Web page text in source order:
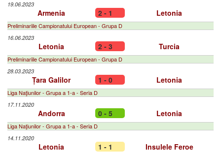
19.06.2023
Armenia 2 - 1 Letonia
Preliminariile Campionatului European - Grupa D
16.06.2023
Letonia 2 - 3 Turcia
Preliminariile Campionatului European - Grupa D
28.03.2023
Țara Galilor 1 - 0 Letonia
Liga Naţiunilor - Grupa a 1-a - Seria D
17.11.2020
Andorra 0 - 5 Letonia
Liga Naţiunilor - Grupa a 1-a - Seria D
14.11.2020
Letonia 1 - 1 Insulele Feroe